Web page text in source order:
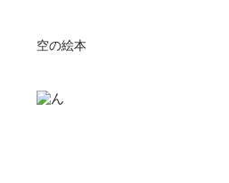
空の絵本